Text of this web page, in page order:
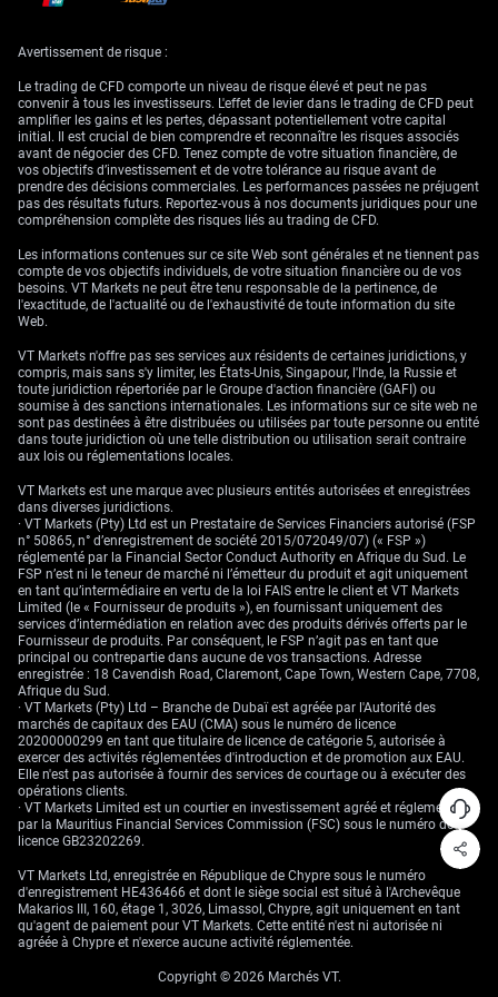
observé au quatrième trimestre 2023.
Ajustement stratégique
en réponse à des
signaux baissiers
Compte tenu de ces éléments, nous ajustons notre stratégie pour les
prochaines semaines. Nous estimons prudent de réduire l’exposition
longue sur les contrats à terme WTI et Brent. Nous envisageons
désormais de mettre en place des spreads de calls baissiers (bear call
spreads) ou d’acheter des options de vente (puts) afin de se protéger
dollars.
Avertissement de risque :
Le trading de CFD comporte un niveau de risque élevé et peut ne pas
convenir à tous les investisseurs. L'effet de levier dans le trading de CFD peut
amplifier les gains et les pertes, dépassant potentiellement votre capital
initial. Il est crucial de bien comprendre et reconnaître les risques associés
avant de négocier des CFD. Tenez compte de votre situation financière, de
vos objectifs d’investissement et de votre tolérance au risque avant de
prendre des décisions commerciales. Les performances passées ne préjugent
pas des résultats futurs. Reportez-vous à nos documents juridiques pour une
compréhension complète des risques liés au trading de CFD.
Les informations contenues sur ce site Web sont générales et ne tiennent pas
compte de vos objectifs individuels, de votre situation financière ou de vos
besoins. VT Markets ne peut être tenu responsable de la pertinence, de
l'exactitude, de l'actualité ou de l'exhaustivité de toute information du site
Web.
VT Markets n'offre pas ses services aux résidents de certaines juridictions, y
compris, mais sans s'y limiter, les États-Unis, Singapour, l'Inde, la Russie et
toute juridiction répertoriée par le Groupe d'action financière (GAFI) ou
soumise à des sanctions internationales. Les informations sur ce site web ne
sont pas destinées à être distribuées ou utilisées par toute personne ou entité
dans toute juridiction où une telle distribution ou utilisation serait contraire
aux lois ou réglementations locales.
VT Markets est une marque avec plusieurs entités autorisées et enregistrées
dans diverses juridictions.
· VT Markets (Pty) Ltd est un Prestataire de Services Financiers autorisé (FSP
n° 50865, n° d’enregistrement de société 2015/072049/07) (« FSP »)
réglementé par la Financial Sector Conduct Authority en Afrique du Sud. Le
FSP n’est ni le teneur de marché ni l’émetteur du produit et agit uniquement
en tant qu’intermédiaire en vertu de la loi FAIS entre le client et VT Markets
Limited (le « Fournisseur de produits »), en fournissant uniquement des
services d’intermédiation en relation avec des produits dérivés offerts par le
Fournisseur de produits. Par conséquent, le FSP n’agit pas en tant que
principal ou contrepartie dans aucune de vos transactions. Adresse
enregistrée : 18 Cavendish Road, Claremont, Cape Town, Western Cape, 7708,
Afrique du Sud.
· VT Markets (Pty) Ltd – Branche de Dubaï est agréée par l'Autorité des
marchés de capitaux des EAU (CMA) sous le numéro de licence
20200000299 en tant que titulaire de licence de catégorie 5, autorisée à
exercer des activités réglementées d'introduction et de promotion aux EAU.
Elle n'est pas autorisée à fournir des services de courtage ou à exécuter des
opérations clients.
· VT Markets Limited est un courtier en investissement agréé et réglementé
par la Mauritius Financial Services Commission (FSC) sous le numéro de
licence GB23202269.
VT Markets Ltd, enregistrée en République de Chypre sous le numéro
d'enregistrement HE436466 et dont le siège social est situé à l'Archevêque
Makarios III, 160, étage 1, 3026, Limassol, Chypre, agit uniquement en tant
qu'agent de paiement pour VT Markets. Cette entité n'est ni autorisée ni
agréée à Chypre et n'exerce aucune activité réglementée.
Copyright © 2026 Marchés VT.